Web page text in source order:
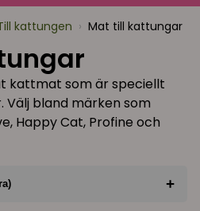
kattungen › Mat till kattungar
kattmat som är speciellt
bland märken som
Happy Cat, Profine och
+